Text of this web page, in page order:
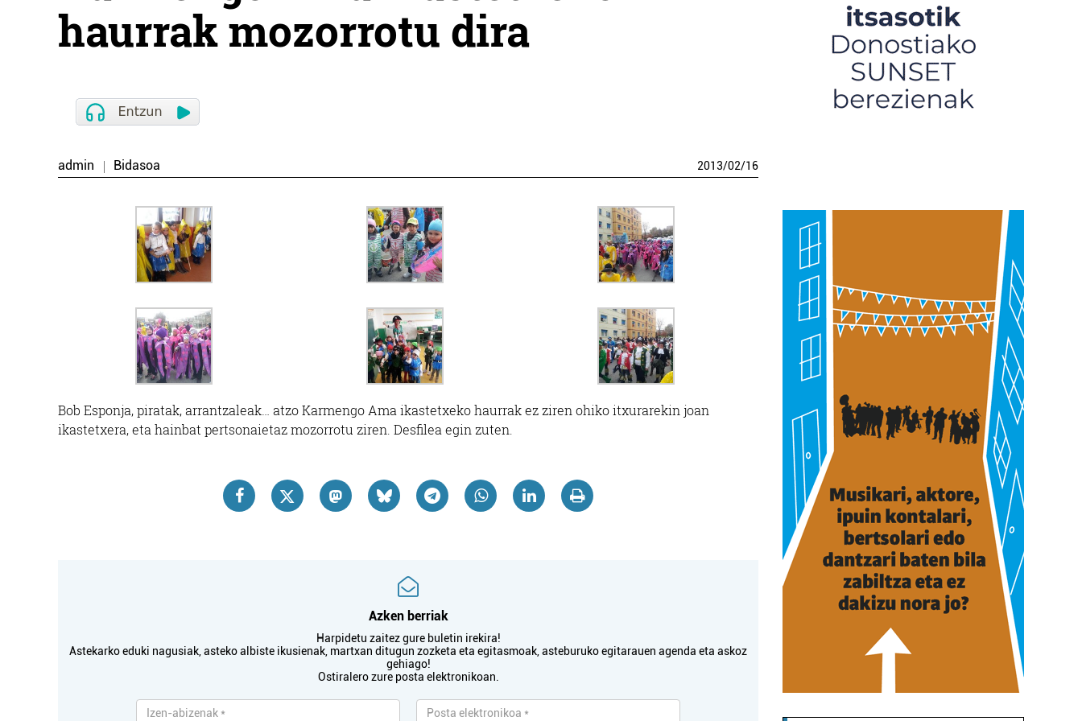
haurrak mozorrotu dira
admin Bidasoa 2013/02/16
Bob Esponja, piratak, arrantzaleak… atzo Karmengo Ama ikastetxeko haurrak ez ziren ohiko itxurarekin joan
ikastetxera, eta hainbat pertsonaietaz mozorrotu ziren. Desfilea egin zuten.
Azken berriak
Harpidetu zaitez gure buletin irekira!
Astekarko eduki nagusiak, asteko albiste ikusienak, martxan ditugun zozketa eta egitasmoak, asteburuko egitarauen agenda eta askoz
gehiago!
Ostiralero zure posta elektronikoan.